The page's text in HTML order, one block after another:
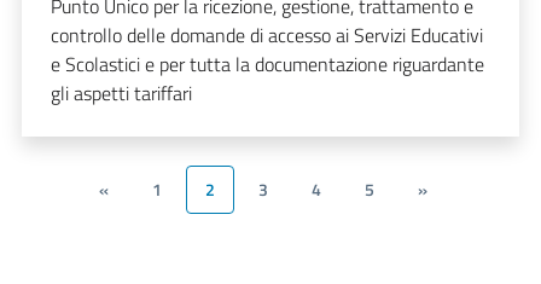
Punto Unico per la ricezione, gestione, trattamento e
controllo delle domande di accesso ai Servizi Educativi
e Scolastici e per tutta la documentazione riguardante
gli aspetti tariffari
« 1 2 3 4 5 »